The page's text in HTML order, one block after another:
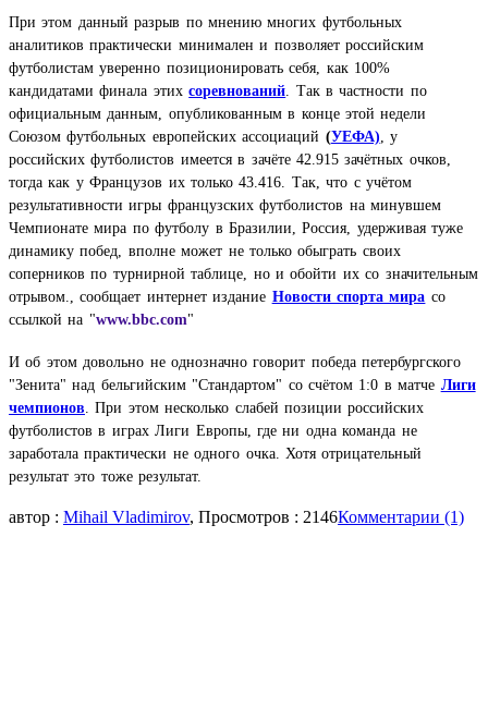
При этом данный разрыв по мнению многих футбольных
аналитиков практически минимален и позволяет российским
футболистам уверенно позиционировать себя, как 100%
кандидатами финала этихсоревнований. Так в частности по
официальным данным, опубликованным в конце этой недели
Союзом футбольных европейских ассоциаций (УЕФА), у
российских футболистов имеется в зачёте 42.915 зачётных очков,
тогда как у Французов их только 43.416. Так, что с учётом
результативности игры французских футболистов на минувшем
Чемпионате мира по футболу в Бразилии, Россия, удерживая туже
динамику побед, вполне может не только обыграть своих
соперников по турнирной таблице, но и обойти их со значительным
отрывом.,сообщает интернет издание Новости спорта мира со
ссылкой на "www.bbc.com"
И об этом довольно не однозначно говорит победа петербургского
"Зенита" над бельгийским "Стандартом" со счётом 1:0 в матче Лиги
чемпионов. При этом несколько слабей позиции российских
футболистов в играх Лиги Европы, где ни одна команда не
заработала практически не одного очка. Хотя отрицательный
результат это тоже результат.
автор : Mihail Vladimirov, Просмотров : 2146Комментарии (1)